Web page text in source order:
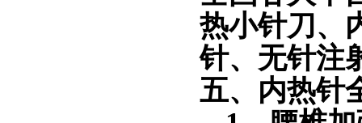
热小针刀、
针、无针注
五、 内热针